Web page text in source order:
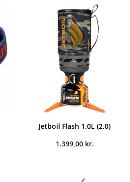
Jetboil Flash 1.0L (2.0)
1.399,00 kr.